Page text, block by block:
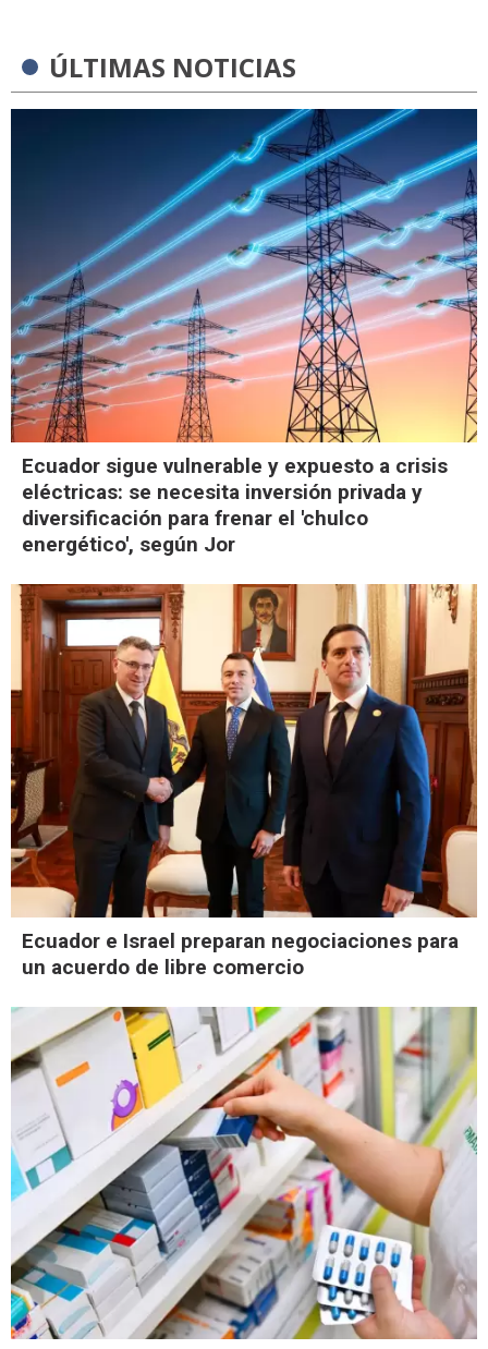
ÚLTIMAS NOTICIAS
Ecuador sigue vulnerable y expuesto a crisis
eléctricas: se necesita inversión privada y
diversificación para frenar el 'chulco
energético', según Jor
Ecuador e Israel preparan negociaciones para
un acuerdo de libre comercio